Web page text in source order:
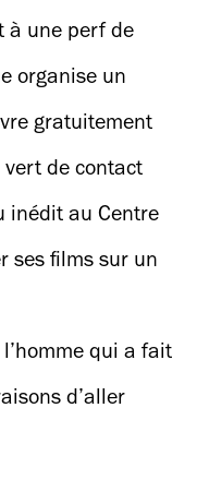
à une perf de
organise un
de
gratuitement
de contact
inédit au Centre
ses films sur un
qui a fait
d’aller